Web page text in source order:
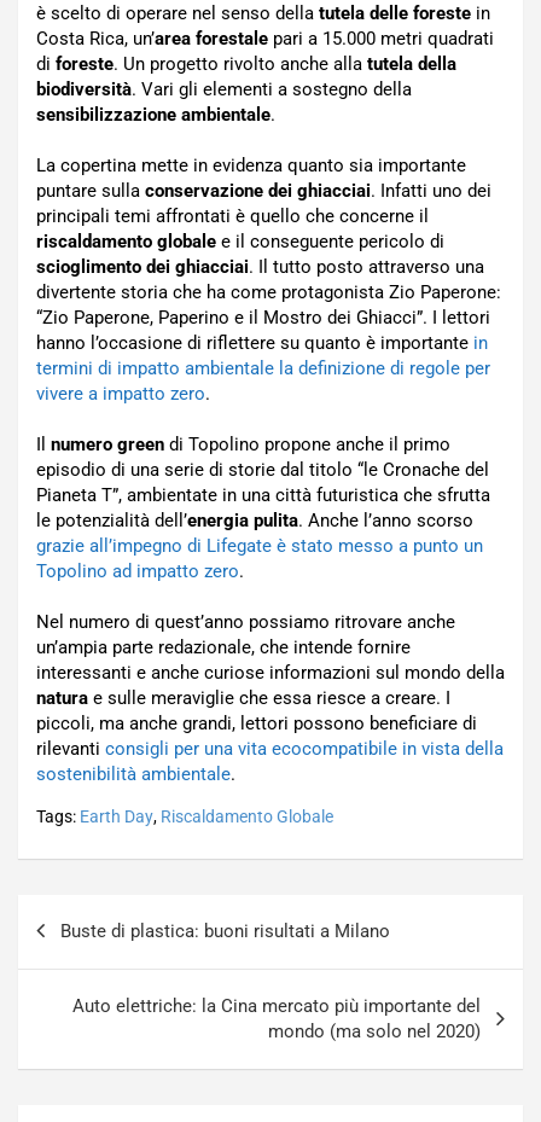
è scelto di operare nel senso della tutela delle foreste in
Costa Rica, un’area forestale pari a 15.000 metri quadrati
di foreste. Un progetto rivolto anche alla tutela della
biodiversità. Vari gli elementi a sostegno della
sensibilizzazione ambientale.
La copertina mette in evidenza quanto sia importante
puntare sulla conservazione dei ghiacciai. Infatti uno dei
principali temi affrontati è quello che concerne il
riscaldamento globale e il conseguente pericolo di
scioglimento dei ghiacciai. Il tutto posto attraverso una
divertente storia che ha come protagonista Zio Paperone:
“Zio Paperone, Paperino e il Mostro dei Ghiacci”. I lettori
hanno l’occasione di riflettere su quanto è importante in
termini di impatto ambientale la definizione di regole per
vivere a impatto zero.
Il numero green di Topolino propone anche il primo
episodio di una serie di storie dal titolo “le Cronache del
Pianeta T”, ambientate in una città futuristica che sfrutta
le potenzialità dell’energia pulita. Anche l’anno scorso
grazie all’impegno di Lifegate è stato messo a punto un
Topolino ad impatto zero.
Nel numero di quest’anno possiamo ritrovare anche
un’ampia parte redazionale, che intende fornire
interessanti e anche curiose informazioni sul mondo della
natura e sulle meraviglie che essa riesce a creare. I
piccoli, ma anche grandi, lettori possono beneficiare di
rilevanti consigli per una vita ecocompatibile in vista della
sostenibilità ambientale.
Tags: Earth Day, Riscaldamento Globale
Buste di plastica: buoni risultati a Milano
Auto elettriche: la Cina mercato più importante del
mondo (ma solo nel 2020)